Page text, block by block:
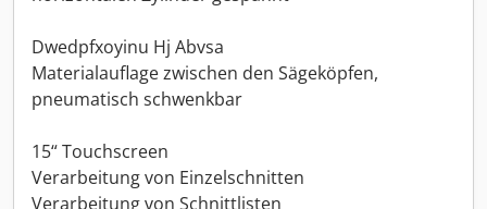
Dwedpfxoyinu Hj Abvsa
Materialauflage zwischen den Sägeköpfen,
pneumatisch schwenkbar
15“ Touchscreen
Verarbeitung von Einzelschnitten
Verarbeitung von Schnittlisten